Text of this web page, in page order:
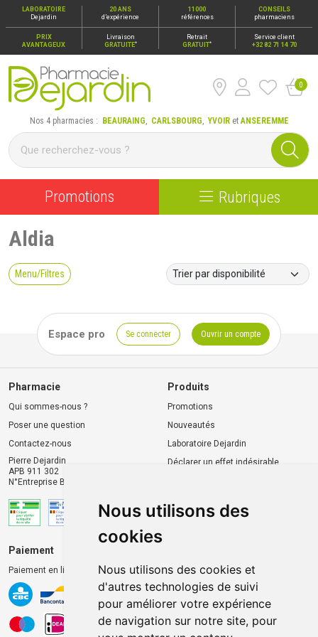
Nous utilisons des
cookies
Nous utilisons des cookies et
d'autres technologies de suivi
pour améliorer votre expérience
de navigation sur notre site, pour
LABORATOIRE
Dejardin
20 ANS
d’expérience
11000
références
CONSEILS
pharmaciens
PRIX
AVANTAGEUX
Livraison
GRATUITE*
Retrait
GRATUIT*
Service client
+32 82 71 14 70
Pharmacie Dejardin Nos 4 pharmacies : Beauraing,
0
Nos 4 pharmacies : BEAURAING, CARLSBOURG,YVOIRetANSEREMME
Promotions Rubriques
Aldia
Menu/Filtres
Espace pro Se connecter Ouvrir un compte
Pharmacie
Qui sommes-nous ?
Poser une question
Contactez-nous
Pierre Dejardin
APB 911 302
N°Entreprise BE0446.901.764
Produits
Promotions
Nouveautés
Laboratoire Dejardin
Déclarer un effet indésirable
Paiement
Paiement en ligne 100% sécurisé
Livraison chez vous
Livraison dans un Point
d’enlèvement
Retrait dans la pharmacie